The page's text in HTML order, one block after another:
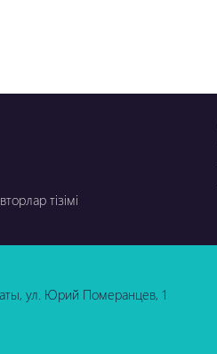
тізімі
ул. Юрий Померанцев, 1